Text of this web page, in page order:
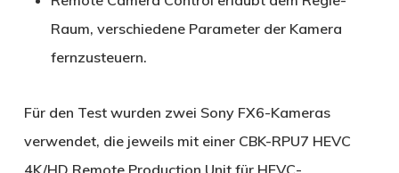
Raum, verschiedene Parameter der Kamera
fernzusteuern.
Für den Test wurden zwei Sony FX6-Kameras
verwendet, die jeweils mit einer CBK-RPU7 HEVC
4K/HD Remote Production Unit für HEVC-